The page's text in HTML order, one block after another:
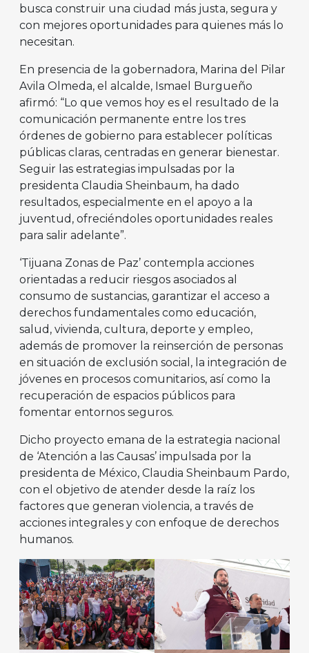
busca construir una ciudad más justa, segura y
con mejores oportunidades para quienes más lo
necesitan.
En presencia de la gobernadora, Marina del Pilar
Avila Olmeda, el alcalde, Ismael Burgueño
afirmó: “Lo que vemos hoy es el resultado de la
comunicación permanente entre los tres
órdenes de gobierno para establecer políticas
públicas claras, centradas en generar bienestar.
Seguir las estrategias impulsadas por la
presidenta Claudia Sheinbaum, ha dado
resultados, especialmente en el apoyo a la
juventud, ofreciéndoles oportunidades reales
para salir adelante”.
‘Tijuana Zonas de Paz’ contempla acciones
orientadas a reducir riesgos asociados al
consumo de sustancias, garantizar el acceso a
derechos fundamentales como educación,
salud, vivienda, cultura, deporte y empleo,
además de promover la reinserción de personas
en situación de exclusión social, la integración de
jóvenes en procesos comunitarios, así como la
recuperación de espacios públicos para
fomentar entornos seguros.
Dicho proyecto emana de la estrategia nacional
de ‘Atención a las Causas’ impulsada por la
presidenta de México, Claudia Sheinbaum Pardo,
con el objetivo de atender desde la raíz los
factores que generan violencia, a través de
acciones integrales y con enfoque de derechos
humanos.